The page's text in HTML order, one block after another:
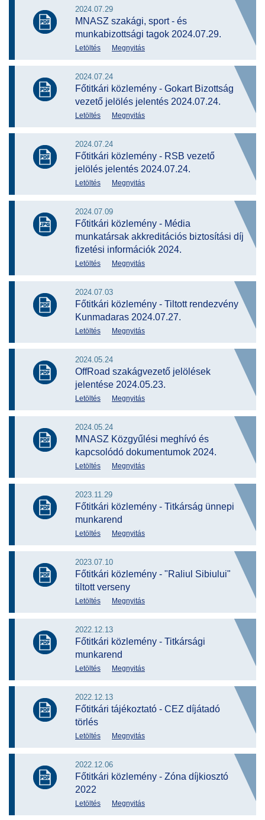
2024.07.29
MNASZ szakági, sport - és
munkabizottsági tagok 2024.07.29.
Letöltés Megnyitás
2024.07.24
Főtitkári közlemény - Gokart Bizottság
vezető jelölés jelentés 2024.07.24.
Letöltés Megnyitás
2024.07.24
Főtitkári közlemény - RSB vezető
jelölés jelentés 2024.07.24.
Letöltés Megnyitás
2024.07.09
Főtitkári közlemény - Média
munkatársak akkreditációs biztosítási díj
fizetési információk 2024.
Letöltés Megnyitás
2024.07.03
Főtitkári közlemény - Tiltott rendezvény
Kunmadaras 2024.07.27.
Letöltés Megnyitás
2024.05.24
OffRoad szakágvezető jelölések
jelentése 2024.05.23.
Letöltés Megnyitás
2024.05.24
MNASZ Közgyűlési meghívó és
kapcsolódó dokumentumok 2024.
Letöltés Megnyitás
2023.11.29
Főtitkári közlemény - Titkárság ünnepi
munkarend
Letöltés Megnyitás
2023.07.10
Főtitkári közlemény - "Raliul Sibiului"
tiltott verseny
Letöltés Megnyitás
2022.12.13
Főtitkári közlemény - Titkársági
munkarend
Letöltés Megnyitás
2022.12.13
Főtitkári tájékoztató - CEZ díjátadó
törlés
Letöltés Megnyitás
2022.12.06
Főtitkári közlemény - Zóna díjkiosztó
2022
Letöltés Megnyitás